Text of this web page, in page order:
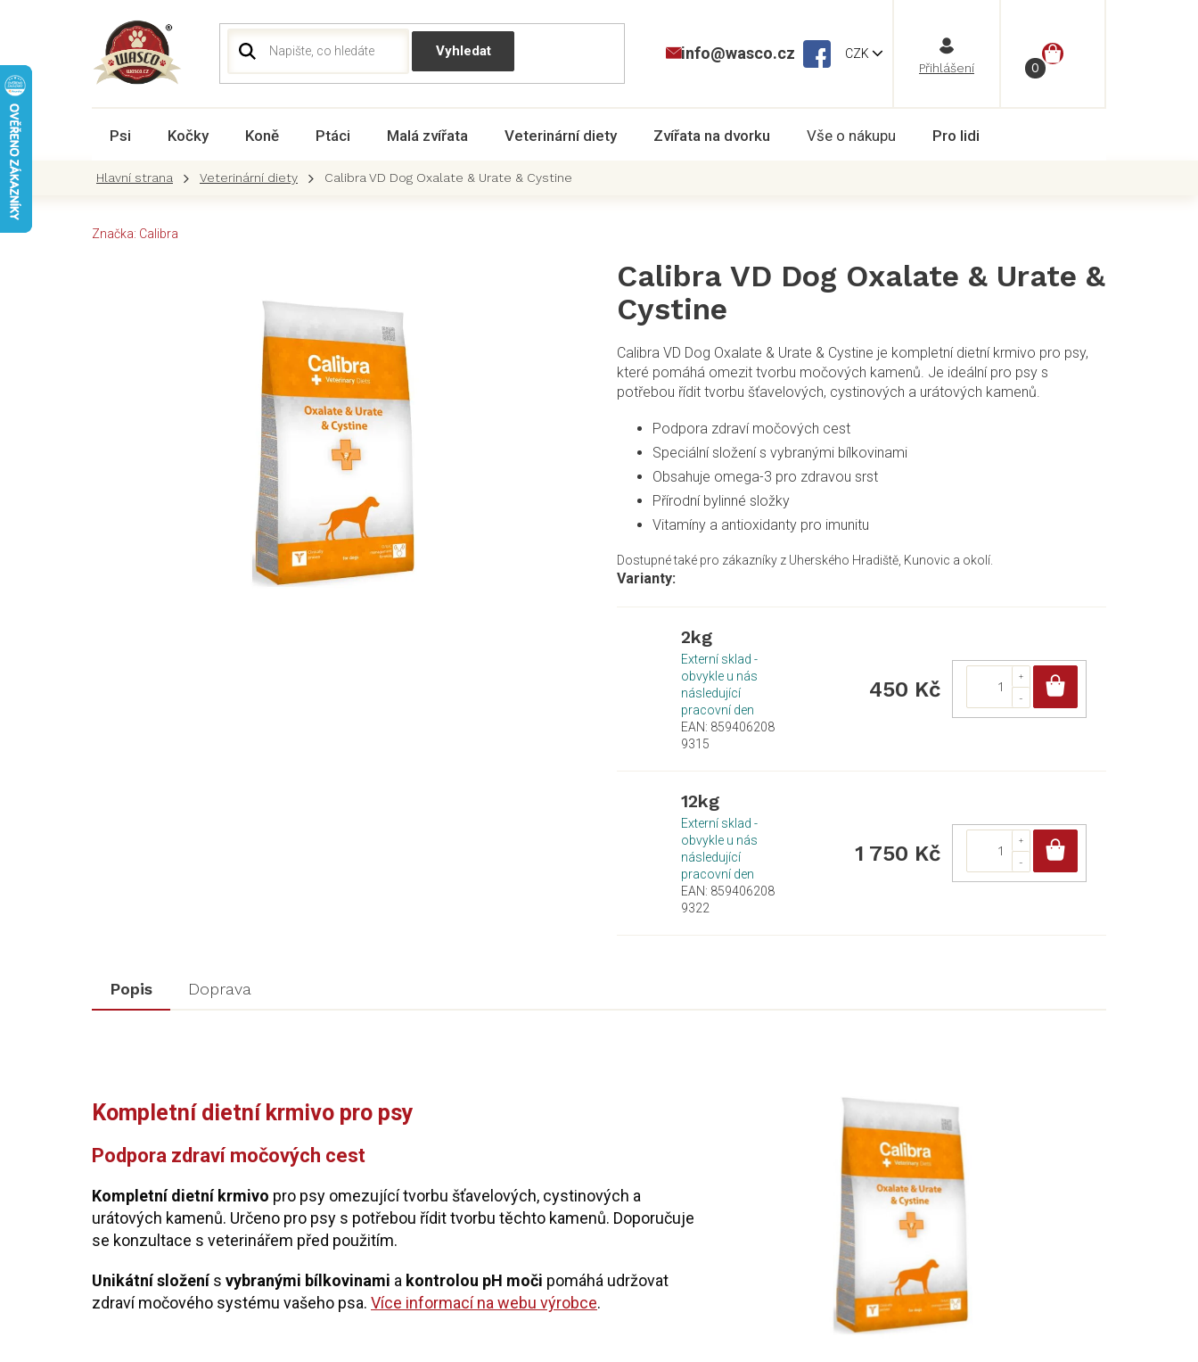
CZK
NÁKUPNÍ
info@wasco.cz
Psi Kočky Koně Ptáci Malá zvířata Veterinární diety Zvířata na dvorku Vše o nákupu Pro lidi
Veterinární diety Calibra VD Dog Oxalate & Urate & Cystine
Značka: Calibra
Calibra VD Dog Oxalate & Urate & Cystine je kompletní dietní krmivo pro psy,
které pomáhá omezit tvorbu močových kamenů. Je ideální pro psy s
potřebou řídit tvorbu šťavelových, cystinových a urátových kamenů.
Podpora zdraví močových cest
Speciální složení s vybranými bílkovinami
Obsahuje omega-3 pro zdravou srst
Přírodní bylinné složky
Vitamíny a antioxidanty pro imunitu
Dostupné také pro zákazníky z Uherského Hradiště, Kunovic a okolí.
Calibra VD Dog Oxalate & Urate &
Cystine
2kg
Externí sklad -
obvykle u nás
následující
pracovní den
EAN: 859406208
9315
450 Kč
12kg
Externí sklad -
obvykle u nás
následující
pracovní den
EAN: 859406208
9322
1 750 Kč
Popis Doprava
Kompletní dietní krmivo pro psy
Podpora zdraví močových cest
Kompletní dietní krmivo pro psy omezující tvorbu šťavelových, cystinových a
urátových kamenů. Určeno pro psy s potřebou řídit tvorbu těchto kamenů. Doporučuje
se konzultace s veterinářem před použitím.
Unikátní složenís vybranými bílkovinami a kontrolou pH moči pomáhá udržovat
zdraví močového systému vašeho psa. Více informací na webu výrobce.